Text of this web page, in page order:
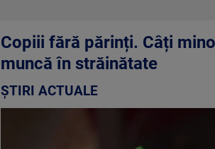
Copiii fără părinți. Câți
muncă în străinătate
ȘTIRI ACTUALE